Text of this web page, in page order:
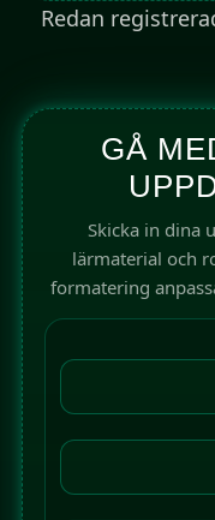
Redan
GÅ
Skicka in dina
lärmaterial och
formatering